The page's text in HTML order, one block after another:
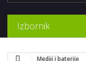
Izbornik
Mediji i baterije